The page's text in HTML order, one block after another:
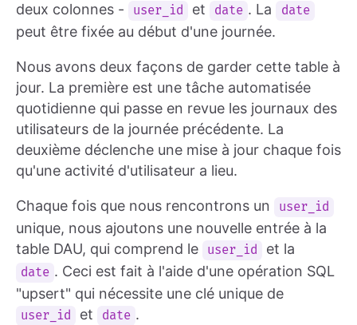
deux colonnes -
user_id et date . La date
peut être fixée au début d'une journée.
Nous avons deux façons de garder cette table à
jour. La première est une tâche automatisée
quotidienne qui passe en revue les journaux des
utilisateurs de la journée précédente. La
deuxième déclenche une mise à jour chaque fois
qu'une activité d'utilisateur a lieu.
Chaque fois que nous rencontrons un user_id
unique, nous ajoutons une nouvelle entrée à la
table DAU, qui comprend le
user_id et la
date . Ceci est fait à l'aide d'une opération SQL
"upsert" qui nécessite une clé unique de
user_id et date .